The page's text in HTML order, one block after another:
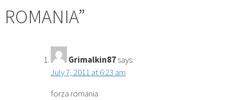
ROMANIA”
Grimalkin87says:
July 7, 2011 at 6:23 am
forza romania